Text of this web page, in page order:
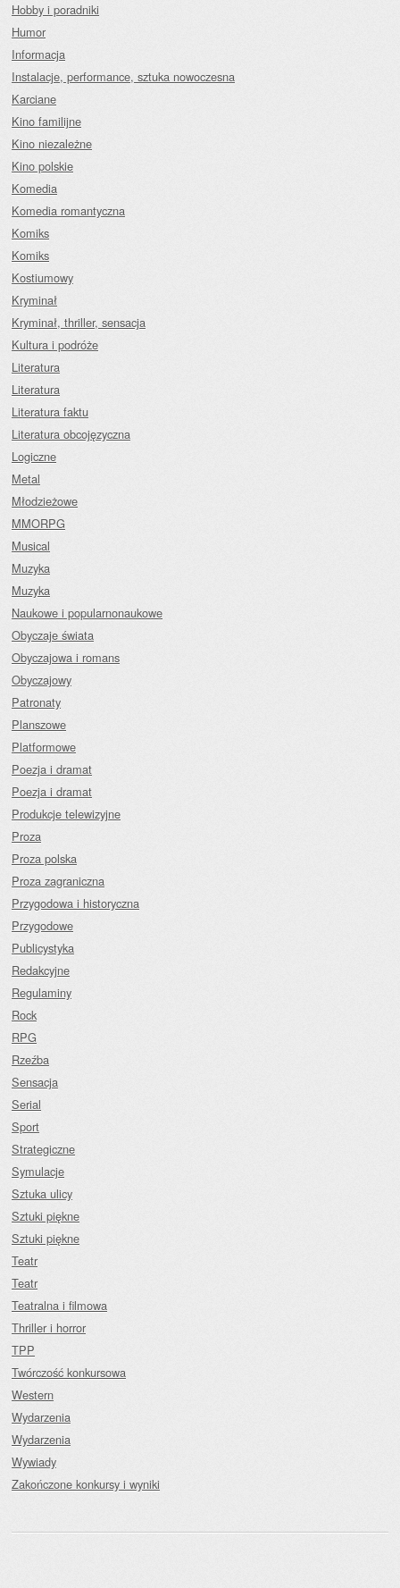
Hobby i poradniki
Humor
Informacja
Instalacje, performance, sztuka nowoczesna
Karciane
Kino familijne
Kino niezależne
Kino polskie
Komedia
Komedia romantyczna
Komiks
Komiks
Kostiumowy
Kryminał
Kryminał, thriller, sensacja
Kultura i podróże
Literatura
Literatura
Literatura faktu
Literatura obcojęzyczna
Logiczne
Metal
Młodzieżowe
MMORPG
Musical
Muzyka
Muzyka
Naukowe i popularnonaukowe
Obyczaje świata
Obyczajowa i romans
Obyczajowy
Patronaty
Planszowe
Platformowe
Poezja i dramat
Poezja i dramat
Produkcje telewizyjne
Proza
Proza polska
Proza zagraniczna
Przygodowa i historyczna
Przygodowe
Publicystyka
Redakcyjne
Regulaminy
Rock
RPG
Rzeźba
Sensacja
Serial
Sport
Strategiczne
Symulacje
Sztuka ulicy
Sztuki piękne
Sztuki piękne
Teatr
Teatr
Teatralna i filmowa
Thriller i horror
TPP
Twórczość konkursowa
Western
Wydarzenia
Wydarzenia
Wywiady
Zakończone konkursy i wyniki